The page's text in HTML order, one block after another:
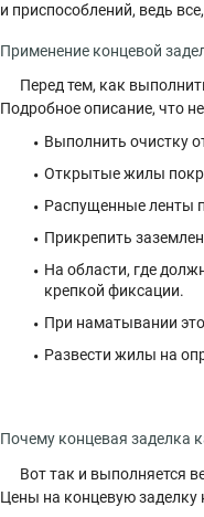
и приспособлений, ведь
Применение концевой
Перед тем, как
Подробное описание, что
Выполнить очистку
Открытые жилы
Распущенные ленты
Прикрепить
На области, где
крепкой фиксации.
При наматывании
Развести жилы на
Почему концевая заделка
Вот так и выполняется
Цены на концевую заделку